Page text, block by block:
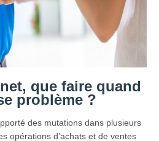
que faire quand
problème ?
des mutations dans plusieurs
opérations d’achats et de ventes